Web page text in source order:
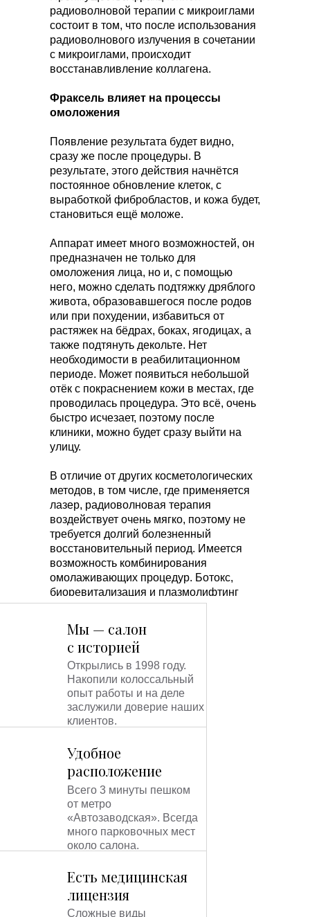
радиоволновой терапии с микроиглами
состоит в том, что после использования
радиоволнового излучения в сочетании
с микроиглами, происходит
восстанавливление коллагена.
Фраксель влияет на процессы
омоложения
Появление результата будет видно,
сразу же после процедуры. В
результате, этого действия начнётся
постоянное обновление клеток, с
выработкой фибробластов, и кожа будет,
становиться ещё моложе.
Аппарат имеет много возможностей, он
предназначен не только для
омоложения лица, но и, с помощью
него, можно сделать подтяжку дряблого
живота, образовавшегося после родов
или при похудении, избавиться от
растяжек на бёдрах, боках, ягодицах, а
также подтянуть декольте. Нет
необходимости в реабилитационном
периоде. Может появиться небольшой
отёк с покраснением кожи в местах, где
проводилась процедура. Это всё, очень
быстро исчезает, поэтому после
клиники, можно будет сразу выйти на
улицу.
В отличие от других косметологических
методов, в том числе, где применяется
лазер, радиоволновая терапия
воздействует очень мягко, поэтому не
требуется долгий болезненный
восстановительный период. Имеется
возможность комбинирования
омолаживающих процедур. Ботокс,
биоревитализация и плазмолифтинг
прекрасно сочетаются с фракционным
приведёт к потрясающему эффекту.
Отсутствуют побочные эффекты. Не
образуются ожоги, не появляется
шелушение.
Данная терапия имеет много
достоинств, но самое главное это -
эффект лифтинга после первой
процедуры!
Мы — салон
с историей
Открылись в 1998 году.
Накопили колоссальный
опыт работы и на деле
заслужили доверие наших
клиентов.
Удобное
расположение
Всего 3 минуты пешком
от метро
«Автозаводская». Всегда
много парковочных мест
около салона.
Есть медицинская
лицензия
Сложные виды